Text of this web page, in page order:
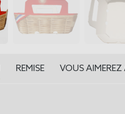
REMISE VOUS AIMEREZ